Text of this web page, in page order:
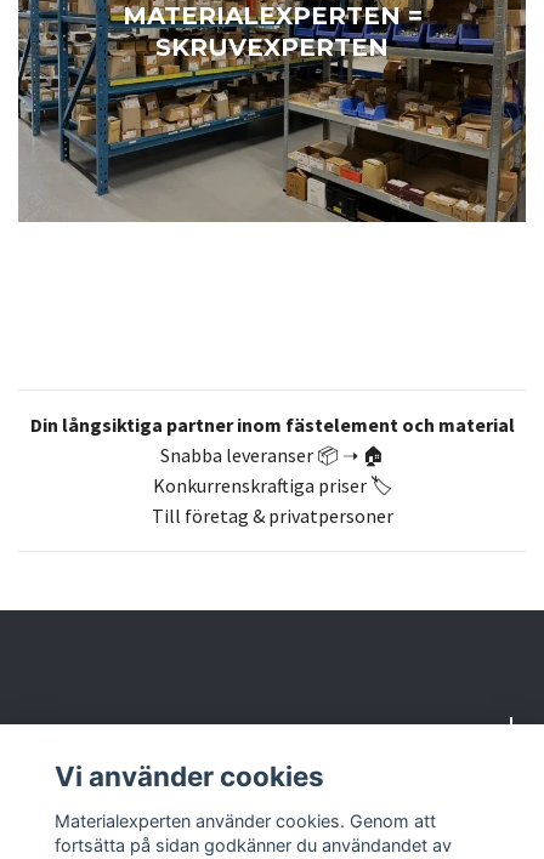
MATERIALEXPERTEN =
SKRUVEXPERTEN
Din långsiktiga partner inom fästelement och material
Snabba leveranser 📦 ➝ 🏠
Konkurrenskraftiga priser 🏷️
Till företag & privatpersoner
Om oss
Vi använder cookies
Materialexperten använder cookies. Genom att
fortsätta på sidan godkänner du användandet av